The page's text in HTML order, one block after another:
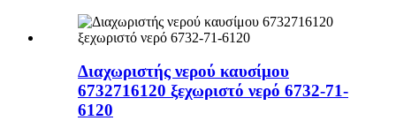
Διαχωριστής νερού καυσίμου
6732716120 ξεχωριστό νερό 6732-71-
6120